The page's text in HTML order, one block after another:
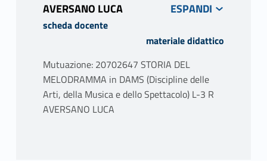
AVERSANO LUCA
scheda docente
materiale didattico
Mutuazione: 20702647 STORIA DEL
MELODRAMMA in DAMS (Discipline delle
Arti, della Musica e dello Spettacolo) L-3 R
AVERSANO LUCA